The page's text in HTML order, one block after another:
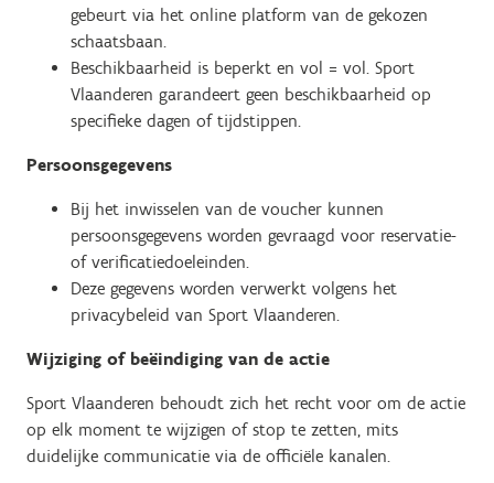
gebeurt via het online platform van de gekozen
schaatsbaan.
Beschikbaarheid is beperkt en vol = vol. Sport
Vlaanderen garandeert geen beschikbaarheid op
specifieke dagen of tijdstippen.
Persoonsgegevens
Bij het inwisselen van de voucher kunnen
persoonsgegevens worden gevraagd voor reservatie-
of verificatiedoeleinden.
Deze gegevens worden verwerkt volgens het
privacybeleid van Sport Vlaanderen.
Wijziging of beëindiging van de actie
Sport Vlaanderen behoudt zich het recht voor om de actie
op elk moment te wijzigen of stop te zetten, mits
duidelijke communicatie via de officiële kanalen.